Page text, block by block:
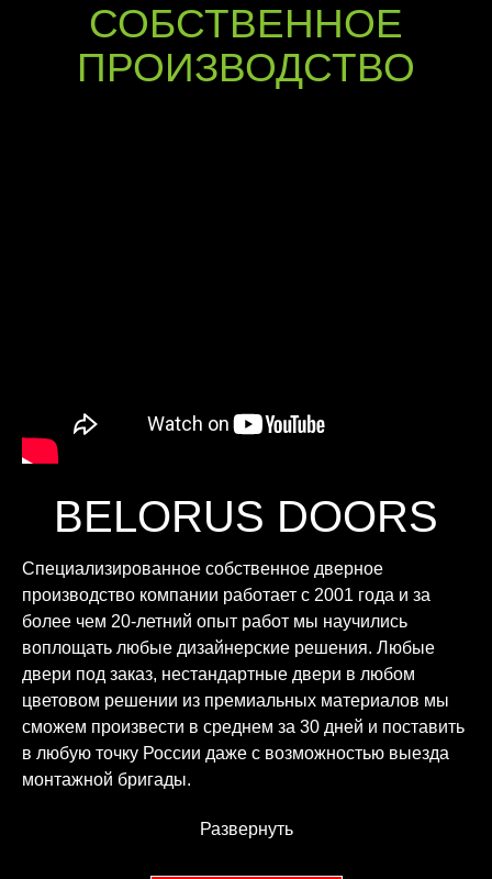
СОБСТВЕННОЕ
ПРОИЗВОДСТВО
BELORUS DOORS
Специализированное собственное дверное
производство компании работает с 2001 года и за
более чем 20-летний опыт работ мы научились
воплощать любые дизайнерские решения. Любые
двери под заказ, нестандартные двери в любом
цветовом решении из премиальных материалов мы
сможем произвести в среднем за 30 дней и поставить
в любую точку России даже с возможностью выезда
монтажной бригады.
Развернуть